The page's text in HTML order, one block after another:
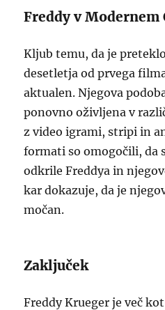
Freddy v Modernem
Kljub temu, da je
desetletja od prvega
aktualen. Njegova
ponovno oživljena v
z video igrami, stripi in
formati so omogočili, da
odkrile Freddya in
kar dokazuje, da je
močan.
Zaključek
Freddy Krueger je več